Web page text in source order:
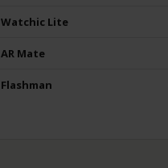
Watchic Lite
AR Mate
Flashman